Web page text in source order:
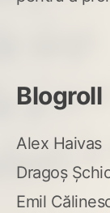
Blogroll
Alex Haivas
Dragoș
Emil